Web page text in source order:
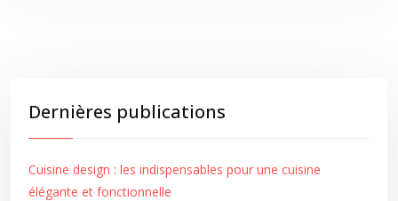
Dernières publications
Cuisine design : les indispensables pour une cuisine
élégante et fonctionnelle